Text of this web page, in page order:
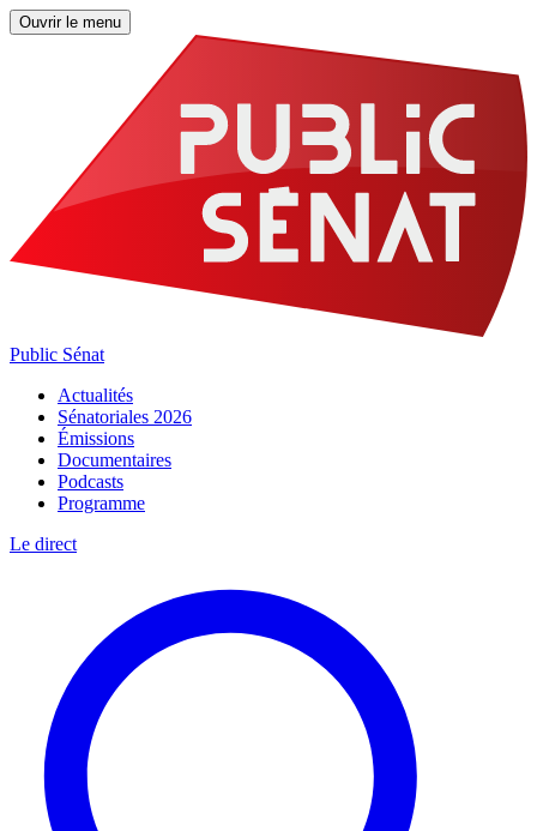
Ouvrir le menu
Public Sénat
Actualités
Sénatoriales 2026
Émissions
Documentaires
Podcasts
Programme
Le direct